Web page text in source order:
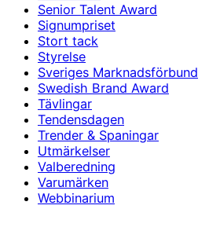
Senior Talent Award
Signumpriset
Stort tack
Styrelse
Sveriges Marknadsförbund
Swedish Brand Award
Tävlingar
Tendensdagen
Trender & Spaningar
Utmärkelser
Valberedning
Varumärken
Webbinarium